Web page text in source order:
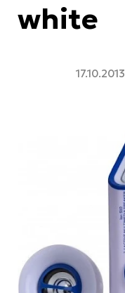
white
17.10.2013